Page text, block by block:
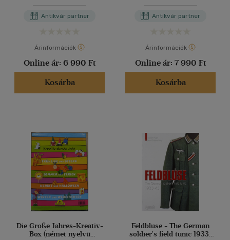
Antikvár partner
Árinformációk
Online ár: 6 990 Ft
Kosárba
Antikvár partner
Árinformációk
Online ár: 7 990 Ft
Kosárba
Die Große Jahres-Kreativ-
Box (német nyelvű
Feldbluse - The German
soldier's field tunic 1933-